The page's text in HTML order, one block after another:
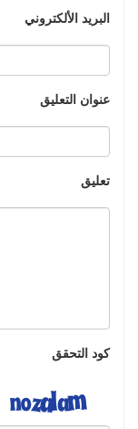
البريد الألكتروني
عنوان التعليق
تعليق
كود التحقق